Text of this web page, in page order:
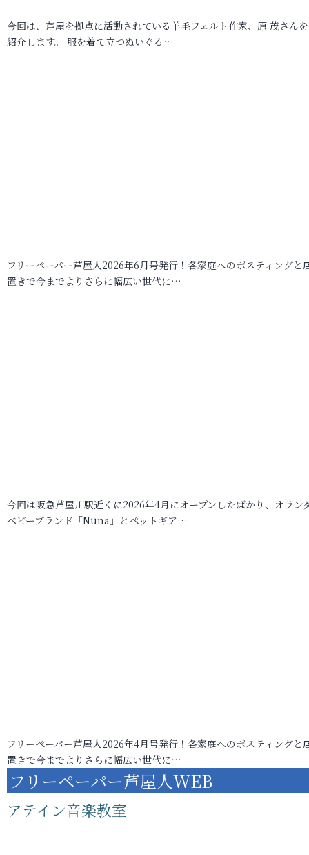
今回は、芦屋を拠点に活動されている羊毛フェルト作家、原 茂さん
紹介します。 服を着て立つぬいぐる…
フリーペーパー芦屋人2026年6月号発行！各家庭へのポスティングと
置きで今までよりさらに幅広い世代に…
今回は阪急芦屋川駅近くに2026年4月にオープンしたばかり、オラン
ベビーブランド「Nuna」とペットギア…
フリーペーパー芦屋人2026年4月号発行！各家庭へのポスティングと
置きで今までよりさらに幅広い世代に…
フリーペーパー芦屋人WEB
アテイン音楽教室